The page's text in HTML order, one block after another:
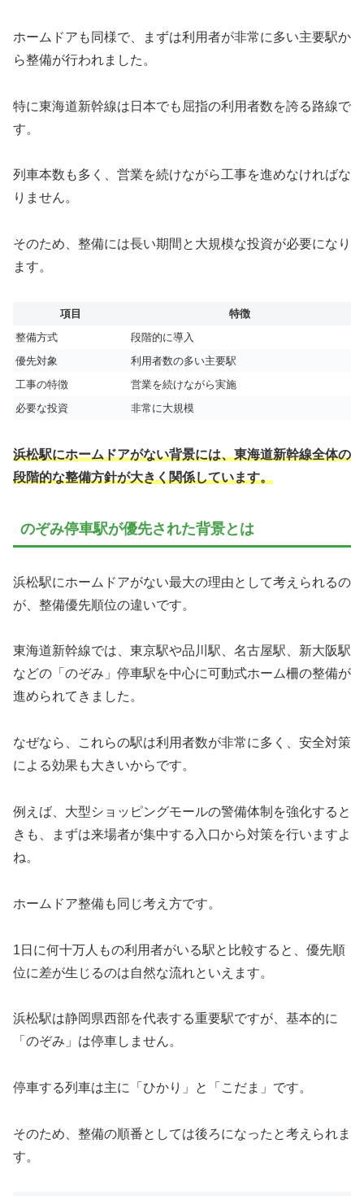
ホームドアも同様で、まずは利用者が非常に多い主要駅か
ら整備が行われました。
特に東海道新幹線は日本でも屈指の利用者数を誇る路線で
す。
列車本数も多く、営業を続けながら工事を進めなければな
りません。
そのため、整備には長い期間と大規模な投資が必要になり
ます。
項目
特徴
整備方式
段階的に導入
優先対象
利用者数の多い主要駅
工事の特徴
営業を続けながら実施
必要な投資
非常に大規模
浜松駅にホームドアがない背景には、東海道新幹線全体の
段階的な整備方針が大きく関係しています。
のぞみ停車駅が優先された背景とは
浜松駅にホームドアがない最大の理由として考えられるの
が、整備優先順位の違いです。
東海道新幹線では、東京駅や品川駅、名古屋駅、新大阪駅
などの「のぞみ」停車駅を中心に可動式ホーム柵の整備が
進められてきました。
なぜなら、これらの駅は利用者数が非常に多く、安全対策
による効果も大きいからです。
例えば、大型ショッピングモールの警備体制を強化すると
きも、まずは来場者が集中する入口から対策を行いますよ
ね。
ホームドア整備も同じ考え方です。
1日に何十万人もの利用者がいる駅と比較すると、優先順
位に差が生じるのは自然な流れといえます。
浜松駅は静岡県西部を代表する重要駅ですが、基本的に
「のぞみ」は停車しません。
停車する列車は主に「ひかり」と「こだま」です。
そのため、整備の順番としては後ろになったと考えられま
す。